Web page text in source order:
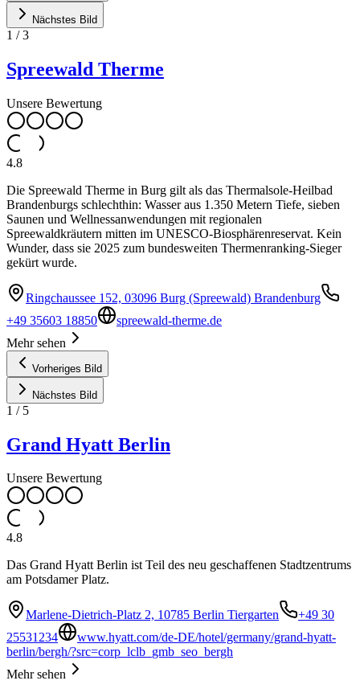
Nächstes Bild
1 /3
Spreewald Therme
Unsere Bewertung
4.8
Die Spreewald Therme in Burg gilt als das Thermalsole-Heilbad
Brandenburgs schlechthin: Wasser aus 1.350 Metern Tiefe, sieben
Saunen und Wellnessanwendungen mit regionalen
Spreewaldkräutern mitten im UNESCO-Biosphärenreservat. Kein
Wunder, dass sie 2025 zum bundesweiten Thermenranking-Sieger
gekürt wurde.
Ringchaussee 152, 03096 Burg (Spreewald) Brandenburg
+49 35603 18850
spreewald-therme.de
Mehr sehen
Vorheriges Bild
Nächstes Bild
1 / 5
Grand Hyatt Berlin
Unsere Bewertung
4.8
Das Grand Hyatt Berlin ist Teil des neu geschaffenen Stadtzentrums
am Potsdamer Platz.
Marlene-Dietrich-Platz 2, 10785 Berlin Tiergarten
+49 30
25531234
www.hyatt.com/de-DE/hotel/germany/grand-hyatt-
berlin/bergh/?src=corp_lclb_gmb_seo_bergh
Mehr sehen